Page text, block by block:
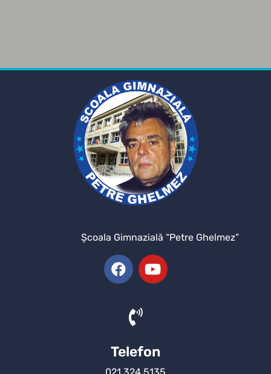
Şcoala Gimnazială “Petre Ghelmez”
Telefon